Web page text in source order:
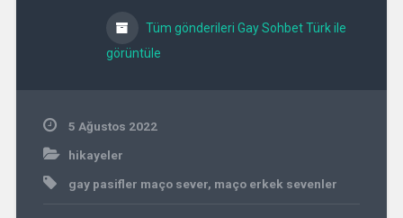
Tüm gönderileri Gay Sohbet Türk ile
görüntüle
5 Ağustos 2022
hikayeler
gay pasifler maço sever, maço erkek sevenler